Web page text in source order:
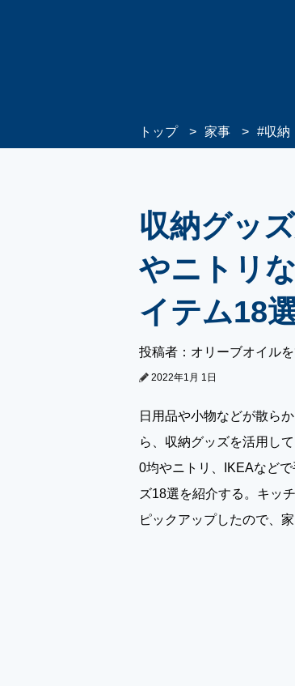
トップ 家事 #収納
収納グッ
やニトリ
イテム18選
投稿者：オリーブオイル
2022年1月 1日
日用品や小物などが散ら
ら、収納グッズを活用し
0均やニトリ、IKEAなど
ズ18選を紹介する。キッ
ピックアップしたので、